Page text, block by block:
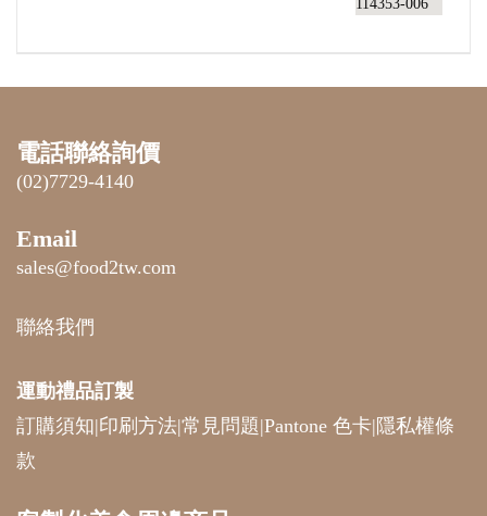
電話聯絡詢價
(02)7729-4140
Email
sales@food2tw.com
聯絡我們
運動禮品訂製
訂購須知|印刷方法|常見問題|Pantone 色卡| 隱私權條
款